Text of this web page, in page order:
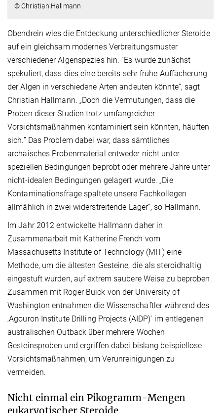
© Christian Hallmann
Obendrein wies die Entdeckung unterschiedlicher Steroide
auf ein gleichsam modernes Verbreitungsmuster
verschiedener Algenspezies hin. “Es wurde zunächst
spekuliert, dass dies eine bereits sehr frühe Auffächerung
der Algen in verschiedene Arten andeuten könnte“, sagt
Christian Hallmann. „Doch die Vermutungen, dass die
Proben dieser Studien trotz umfangreicher
Vorsichtsmaßnahmen kontaminiert sein könnten, häuften
sich.” Das Problem dabei war, dass sämtliches
archaisches Probenmaterial entweder nicht unter
speziellen Bedingungen beprobt oder mehrere Jahre unter
nicht-idealen Bedingungen gelagert wurde. „Die
Kontaminationsfrage spaltete unsere Fachkollegen
allmählich in zwei widerstreitende Lager”, so Hallmann.
Im Jahr 2012 entwickelte Hallmann daher in
Zusammenarbeit mit Katherine French vom
Massachusetts Institute of Technology (MIT) eine
Methode, um die ältesten Gesteine, die als steroidhaltig
eingestuft wurden, auf extrem saubere Weise zu beproben.
Zusammen mit Roger Buick von der University of
Washington entnahmen die Wissenschaftler während des
‚Agouron Institute Drilling Projects (AIDP)’ im entlegenen
australischen Outback über mehrere Wochen
Gesteinsproben und ergriffen dabei bislang beispiellose
Vorsichtsmaßnahmen, um Verunreinigungen zu
vermeiden.
Nicht einmal ein Pikogramm-Mengen